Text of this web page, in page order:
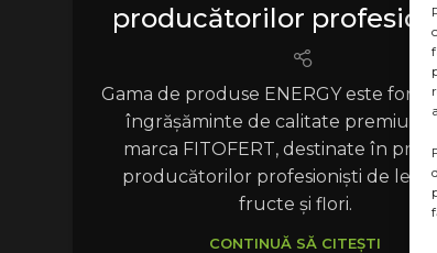
producătorilor
Gama de produse ENERGY este
îngrășăminte de calitate premium
marca FITOFERT, destinate în
producătorilor profesioniști de
fructe și flori.
CONTINUĂ SĂ CITEȘTI